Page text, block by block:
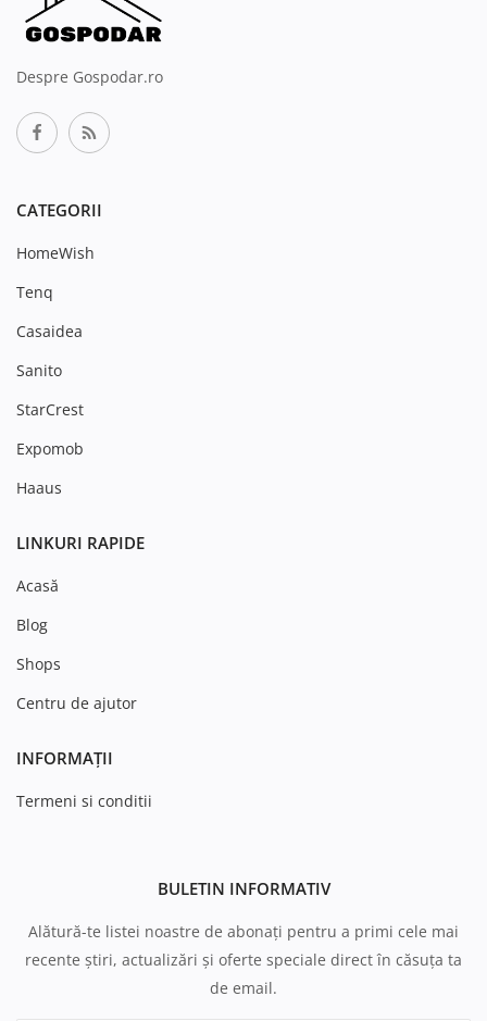
Despre Gospodar.ro
CATEGORII
HomeWish
Tenq
Casaidea
Sanito
StarCrest
Expomob
Haaus
LINKURI RAPIDE
Acasă
Blog
Shops
Centru de ajutor
INFORMAȚII
Termeni si conditii
BULETIN INFORMATIV
Alătură-te listei noastre de abonați pentru a primi cele mai
recente știri, actualizări și oferte speciale direct în căsuța ta
de email.